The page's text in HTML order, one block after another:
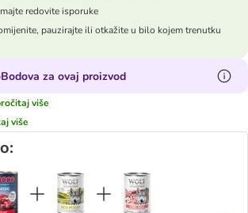
redovite isporuke
pauzirajte ili otkažite u bilo kojem trenutku
za ovaj proizvod
više
više